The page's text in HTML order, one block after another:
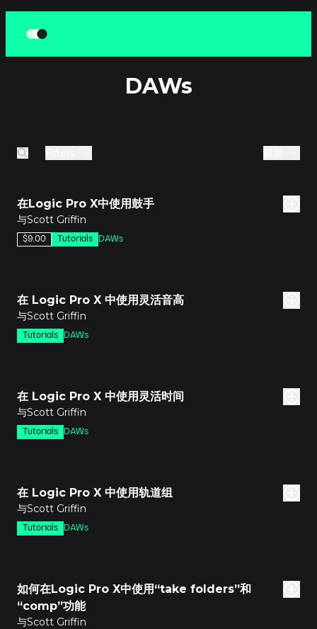
DAWs
在Logic Pro X中使用鼓手
与Scott Griffin
$9.00 Tutorials DAWs
在 Logic Pro X 中使用灵活音高
与Scott Griffin
Tutorials DAWs
在 Logic Pro X 中使用灵活时间
与Scott Griffin
Tutorials DAWs
在 Logic Pro X 中使用轨道组
与Scott Griffin
Tutorials DAWs
如何在Logic Pro X中使用“take folders”和
“comp”功能
与Scott Griffin